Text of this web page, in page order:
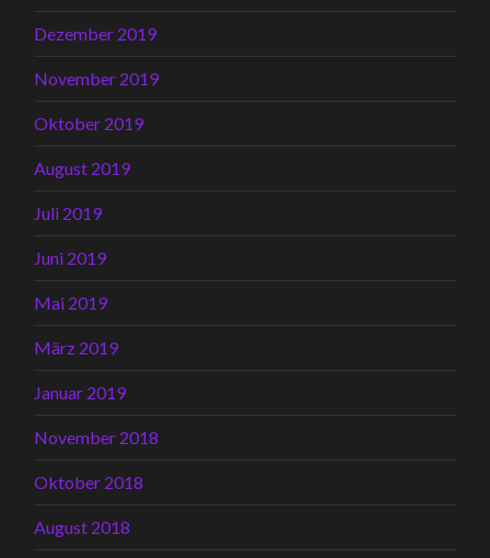
Dezember 2019
November 2019
Oktober 2019
August 2019
Juli 2019
Juni 2019
Mai 2019
März 2019
Januar 2019
November 2018
Oktober 2018
August 2018